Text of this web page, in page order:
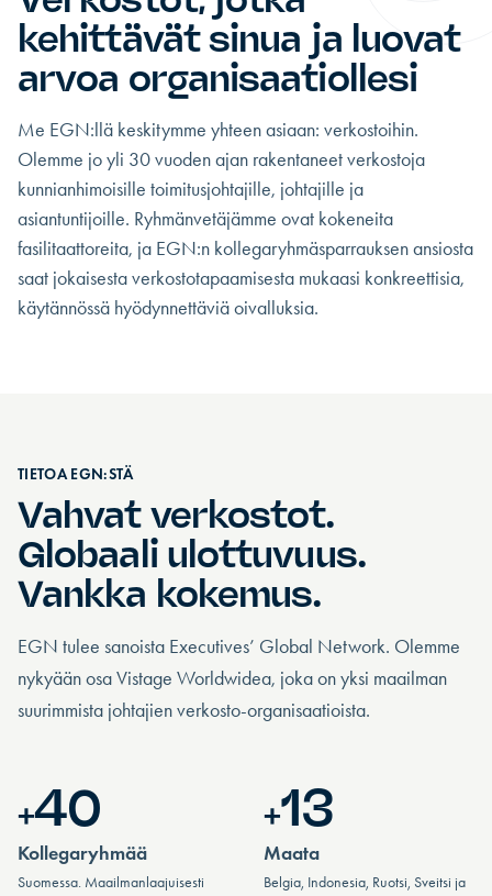
kehittävät sinua ja luovat
arvoa organisaatiollesi
Me EGN:llä keskitymme yhteen asiaan: verkostoihin.
Olemme jo yli 30 vuoden ajan rakentaneet verkostoja
kunnianhimoisille toimitusjohtajille, johtajille ja
asiantuntijoille. Ryhmänvetäjämme ovat kokeneita
fasilitaattoreita, ja EGN:n kollegaryhmäsparrauksen ansiosta
saat jokaisesta verkostotapaamisesta mukaasi konkreettisia,
käytännössä hyödynnettäviä oivalluksia.
TIETOA EGN:STÄ
Vahvat verkostot.
Globaali ulottuvuus.
Vankka kokemus.
EGN tulee sanoista Executives’ Global Network. Olemme
nykyään osa Vistage Worldwidea, joka on yksi maailman
suurimmista johtajien verkosto-organisaatioista.
+40
Kollegaryhmää
Suomessa. Maailmanlaajuisesti
+13
Maata
Belgia, Indonesia, Ruotsi, Sveitsi ja